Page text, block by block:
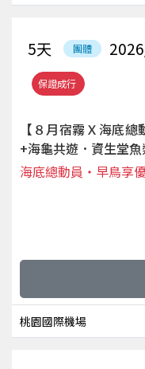
保證成行
團體
5天
【８月宿霧Ｘ海底
+海龜共遊．資生堂
海底總動員‧早鳥享
桃園國際機場